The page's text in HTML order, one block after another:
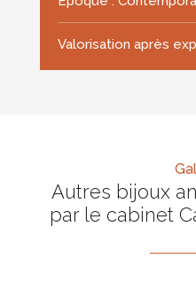
Valorisation après
Autres bijoux
par le cabinet